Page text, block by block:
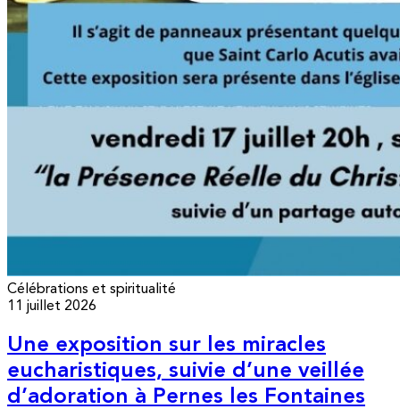
Célébrations et spiritualité
11 juillet 2026
Une exposition sur les miracles
eucharistiques, suivie d’une veillée
d’adoration à Pernes les Fontaines